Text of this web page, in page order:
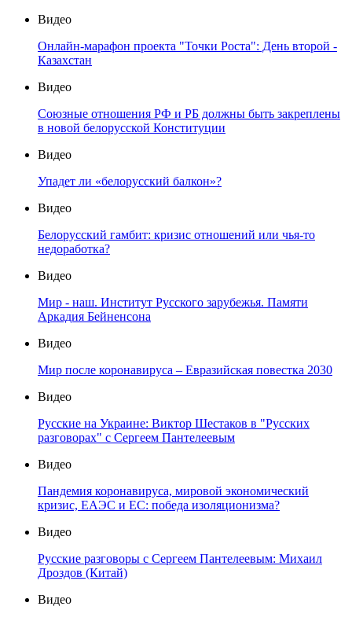
Видео
Онлайн-марафон проекта "Точки Роста": День второй -
Казахстан
Видео
Союзные отношения РФ и РБ должны быть закреплены
в новой белорусской Конституции
Видео
Упадет ли «белорусский балкон»?
Видео
Белорусский гамбит: кризис отношений или чья-то
недоработка?
Видео
Мир - наш. Институт Русского зарубежья. Памяти
Аркадия Бейненсона
Видео
Мир после коронавируса – Евразийская повестка 2030
Видео
Русские на Украине: Виктор Шестаков в "Русских
разговорах" с Сергеем Пантелеевым
Видео
Пандемия коронавируса, мировой экономический
кризис, ЕАЭС и ЕС: победа изоляционизма?
Видео
Русские разговоры с Сергеем Пантелеевым: Михаил
Дроздов (Китай)
Видео